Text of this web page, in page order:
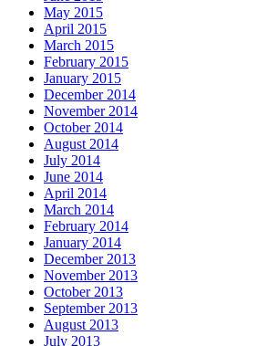
May 2015
April 2015
March 2015
February 2015
January 2015
December 2014
November 2014
October 2014
August 2014
July 2014
June 2014
April 2014
March 2014
February 2014
January 2014
December 2013
November 2013
October 2013
September 2013
August 2013
July 2013